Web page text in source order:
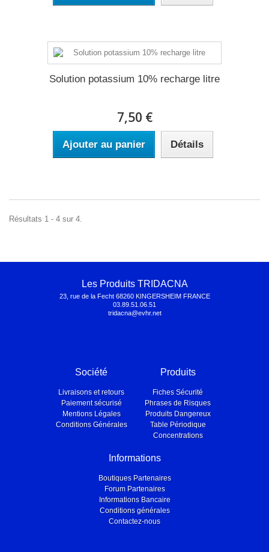
Solution potassium 10% recharge litre
7,50 €
Ajouter au panier Détails
Résultats 1 - 4 sur 4.
Les Produits TRIDACNA
23, rue de la Fecht 68260 KINGERSHEIM FRANCE
03.89.51.06.51
tridacna@evhr.net
Société
Livraisons et retours
Paiement sécurisé
Mentions Légales
Conditions Générales
Produits
Fiches Sécurité
Phrases de Risques
Produits Dangereux
Table Périodique
Concentrations
Informations
Boutiques Partenaires
Forum Partenaires
Informations Bancaire
Conditions générales
Contactez-nous